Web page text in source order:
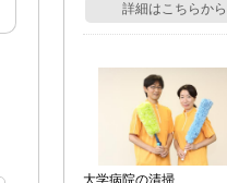
詳細はこちらから
大学病院の清掃